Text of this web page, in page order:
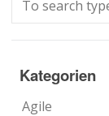
Kategorien
Agile